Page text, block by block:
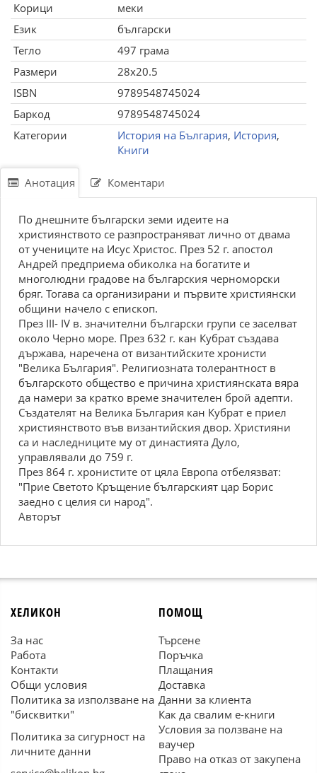
Корици
меки
Език
български
Тегло
497 грама
Размери
28x20.5
ISBN
9789548745024
Баркод
9789548745024
Категории
История на България, История,
Книги
Анотация Коментари
По днешните български земи идеите на
християнството се разпространяват лично от двама
от учениците на Исус Христос. През 52 г. апостол
Андрей предприема обиколка на богатите и
многолюдни градове на българския черноморски
бряг. Тогава са организирани и първите християнски
общини начело с епископ.
През ІІІ- ІV в. значителни български групи се заселват
около Черно море. През 632 г. кан Кубрат създава
държава, наречена от византийските хронисти
"Велика България". Религиозната толерантност в
българското общество е причина християнската вяра
да намери за кратко време значителен брой адепти.
Създателят на Велика България кан Кубрат е приел
християнството във византийския двор. Християни
са и наследниците му от династията Дуло,
управлявали до 759 г.
През 864 г. хронистите от цяла Европа отбелязват:
"Прие Светото Кръщение българският цар Борис
заедно с целия си народ".
Авторът
ХЕЛИКОН
За нас
Работа
Контакти
Общи условия
Политика за използване на
"бисквитки"
Политика за сигурност на
личните данни
ПОМОЩ
Търсене
Поръчка
Плащания
Доставка
Данни за клиента
Как да свалим е-книги
Условия за ползване на
ваучер
Право на отказ от закупена